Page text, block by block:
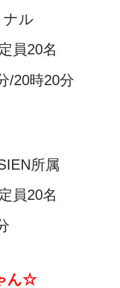
ル
員20名
/20時20分
所属
員20名
ん☆